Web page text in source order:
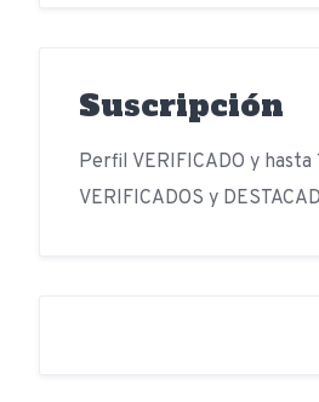
Suscripción
Perfil VERIFICADO y hasta
VERIFICADOS y